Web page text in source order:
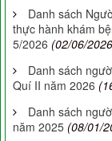
Danh sách
thực hành khám
5/2026 (02/06/
Danh sách
Quí II năm 2026
Danh sách
năm 2025 (08/01/